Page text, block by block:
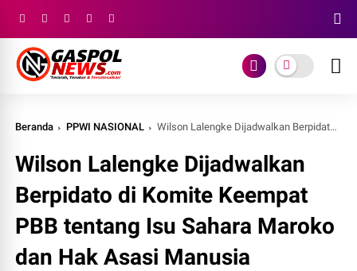
Beranda PPWI NASIONAL Wilson Lalengke Dijadwalkan Berpidato di Komite Keempat PBB tentang Isu Sahara Maroko dan Hak Asasi Manusia
Wilson Lalengke Dijadwalkan
Berpidato di Komite Keempat
PBB tentang Isu Sahara Maroko
dan Hak Asasi Manusia